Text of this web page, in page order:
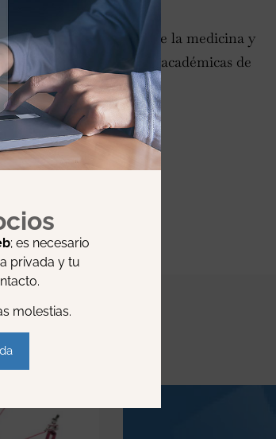
con profesionales de la medicina y
con las disciplinas académicas de
de Salamanca,
; es necesario
privada y tu
molestias.